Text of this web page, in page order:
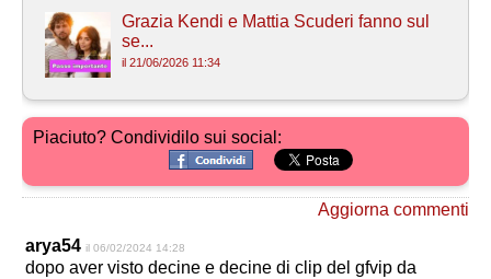
Grazia Kendi e Mattia Scuderi fanno sul
se...
il 21/06/2026 11:34
Piaciuto? Condividilo sui social:
Aggiorna commenti
arya54 il 06/02/2024 14:28
dopo aver visto decine e decine di clip del gfvip da